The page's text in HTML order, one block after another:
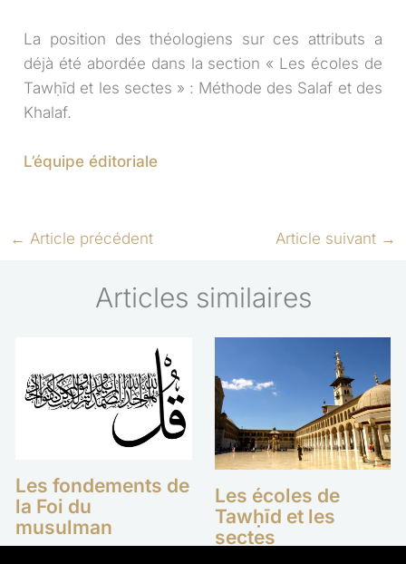
La position des théologiens sur ces attributs a
déjà été abordée dans la section « Les écoles de
Tawḥīd et les sectes » : Méthode des Salaf et des
Khalaf.
L’équipe éditoriale
← Article précédent Article suivant →
Articles similaires
Les fondements de
la Foi du
musulman
Les écoles de
Tawḥīd et les
sectes